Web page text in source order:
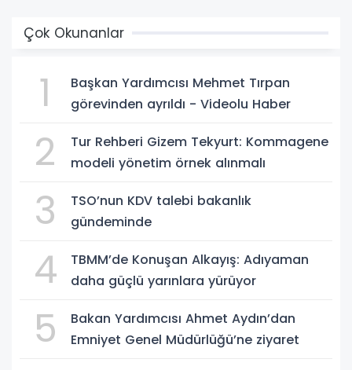
Çok Okunanlar
1
Başkan Yardımcısı Mehmet Tırpan
görevinden ayrıldı - Videolu Haber
2
Tur Rehberi Gizem Tekyurt: Kommagene
modeli yönetim örnek alınmalı
3
TSO’nun KDV talebi bakanlık
gündeminde
4
TBMM’de Konuşan Alkayış: Adıyaman
daha güçlü yarınlara yürüyor
5
Bakan Yardımcısı Ahmet Aydın’dan
Emniyet Genel Müdürlüğü’ne ziyaret